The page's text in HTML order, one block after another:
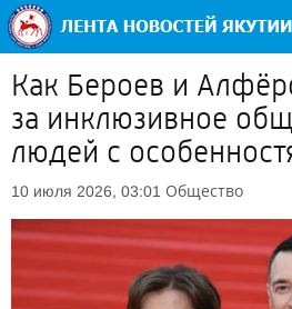
Как Бероев и
за инклюзивное
людей с
10 июля 2026, 03:01 Общество